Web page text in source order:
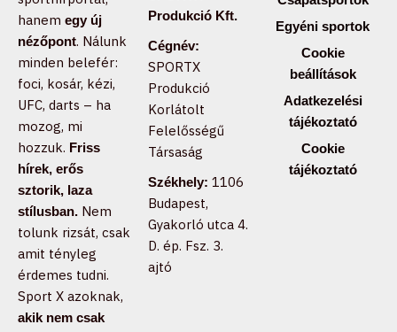
hanem egy új
nézőpont. Nálunk
minden belefér:
foci, kosár, kézi,
UFC, darts – ha
mozog, mi
hozzuk. Friss
hírek, erős
sztorik, laza
stílusban. Nem
tolunk rizsát, csak
amit tényleg
érdemes tudni.
Sport X azoknak,
akik nem csak
Produkció Kft.
Cégnév:
SPORTX
Produkció
Korlátolt
Felelősségű
Társaság
Székhely: 1106
Budapest,
Gyakorló utca 4.
D. ép. Fsz. 3.
ajtó
Egyéni sportok
Cookie
beállítások
Adatkezelési
tájékoztató
Cookie
tájékoztató